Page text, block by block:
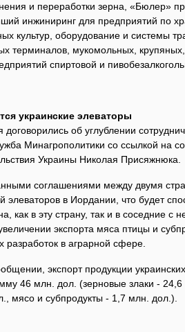
и переработки зерна, «Бюлер»
инжиниринг для предприятий по
культур, оборудование и системы
терминалов, мукомольных,
спиртовой и
украинские элеваторы
об углублении
Минагрополитики со ссылкой на
Украины Николая Присяжнюка.
соглашениями между двумя
элеваторов в Иордании, что будет
как в эту страну, так и в соседние с
экспорта мяса птицы и
разработок в аграрной сфере.
экспорт продукции
46 млн. дол. (зерновые злаки -
мясо и субпродукты - 1,7 млн. дол.).